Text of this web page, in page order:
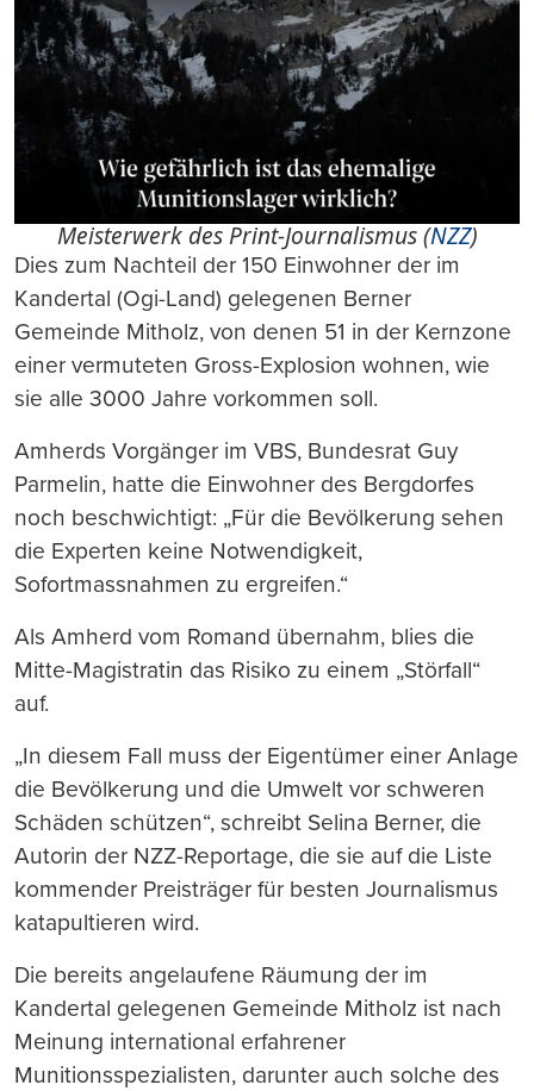
Meisterwerk des Print-Journalismus (NZZ)
Dies zum Nachteil der 150 Einwohner der im
Kandertal (Ogi-Land) gelegenen Berner
Gemeinde Mitholz, von denen 51 in der Kernzone
einer vermuteten Gross-Explosion wohnen, wie
sie alle 3000 Jahre vorkommen soll.
Amherds Vorgänger im VBS, Bundesrat Guy
Parmelin, hatte die Einwohner des Bergdorfes
noch beschwichtigt: „Für die Bevölkerung sehen
die Experten keine Notwendigkeit,
Sofortmassnahmen zu ergreifen.“
Als Amherd vom Romand übernahm, blies die
Mitte-Magistratin das Risiko zu einem „Störfall“
auf.
„In diesem Fall muss der Eigentümer einer Anlage
die Bevölkerung und die Umwelt vor schweren
Schäden schützen“, schreibt Selina Berner, die
Autorin der NZZ-Reportage, die sie auf die Liste
kommender Preisträger für besten Journalismus
katapultieren wird.
Die bereits angelaufene Räumung der im
Kandertal gelegenen Gemeinde Mitholz ist nach
Meinung international erfahrener
Munitionsspezialisten, darunter auch solche des